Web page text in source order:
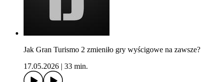
Jak Gran Turismo 2 zmieniło gry wyścigowe na zawsze?
17.05.2026
33 min.